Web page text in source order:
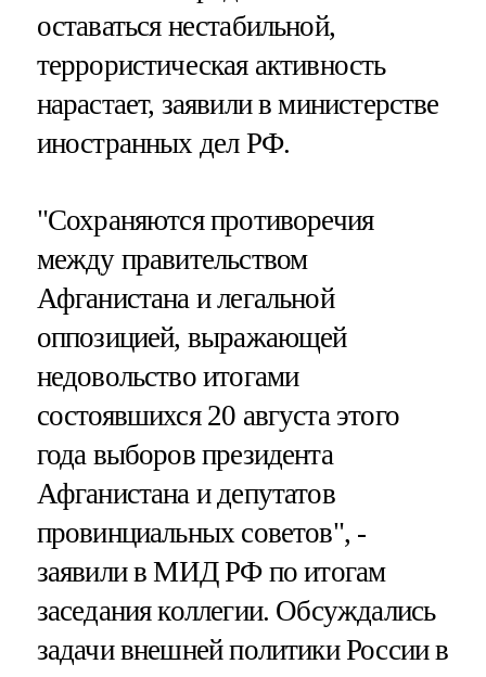
оставаться нестабильной,
террористическая активность
нарастает, заявили в министерстве
иностранных дел РФ.
"Сохраняются противоречия
между правительством
Афганистана и легальной
оппозицией, выражающей
недовольство итогами
состоявшихся 20 августа этого
года выборов президента
Афганистана и депутатов
провинциальных советов", -
заявили в МИД РФ по итогам
заседания коллегии. Обсуждались
задачи внешней политики России в